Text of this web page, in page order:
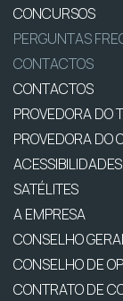
CONCURSOS
PERGUNTAS
CONTACTOS
CONTACTOS
PROVEDORA DO
PROVEDORA DO
ACESSIBILIDADES
SATÉLITES
A EMPRESA
CONSELHO
CONSELHO DE
CONTRATO DE